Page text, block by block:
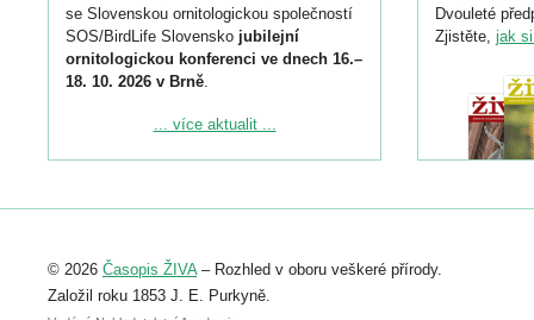
se Slovenskou ornitologickou společností
SOS/BirdLife Slovensko jubilejní
ornitologickou konferenci ve dnech 16.–
18. 10. 2026 v Brně.
Podrobnější informace ke konferenci
Registrovat se můžete do 6. září.
abstraktu přihlášené přednášky nebo
posteru je už 30. června.
... více aktualit ...
Dvouleté
Zjistěte, jak
© 2026 Časopis ŽIVA– Rozhled v oboru veškeré přírody.
Založil roku 1853 J. E. Purkyně.